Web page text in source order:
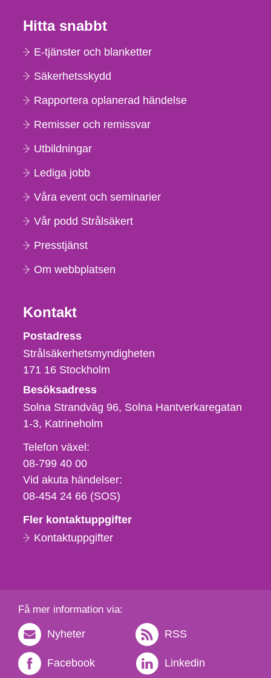
Hitta snabbt
E-tjänster och blanketter
Säkerhetsskydd
Rapportera oplanerad händelse
Remisser och remissvar
Utbildningar
Lediga jobb
Våra event och seminarier
Vår podd Strålsäkert
Presstjänst
Om webbplatsen
Kontakt
Strålsäkerhetsmyndigheten
Postadress
Strålsäkerhetsmyndigheten
171 16 Stockholm
Besöksadress
Solna Strandväg 96, Solna Hantverkaregatan
1-3 Katrineholm
Telefon,
fax
och
e-
Telefon växel:
08-799 40 00
Vid akuta händelser:
08-454 24 66 (SOS)
Fler kontaktuppgifter
Kontaktuppgifter
Få mer information via:
Nyheter RSS
Facebook Linkedin